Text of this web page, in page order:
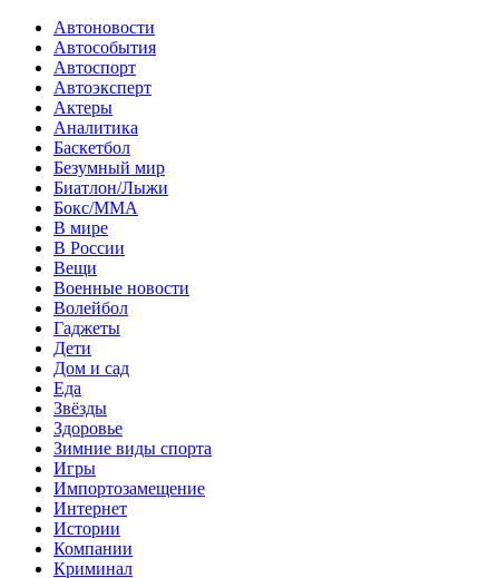
Автоновости
Автособытия
Автоспорт
Автоэксперт
Актеры
Аналитика
Баскетбол
Безумный мир
Биатлон/Лыжи
Бокс/MMA
В мире
В России
Вещи
Военные новости
Волейбол
Гаджеты
Дети
Дом и сад
Еда
Звёзды
Здоровье
Зимние виды спорта
Игры
Импортозамещение
Интернет
Истории
Компании
Криминал